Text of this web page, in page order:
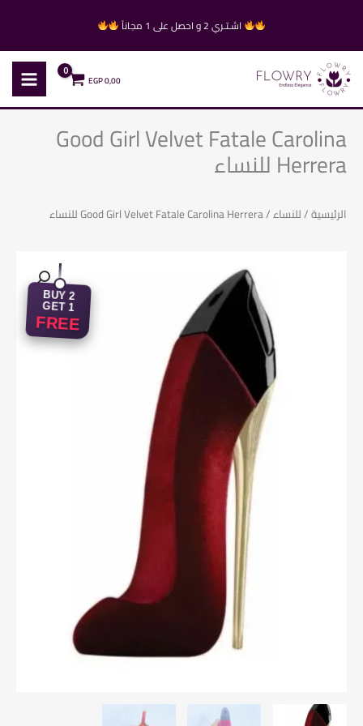
المحتوى
اشـتـري 2 و احصل على 1 مجاناً
0,00
EGP
Good Girl Velvet Fatale Carolina
Herrera للنساء
الرئيسية/للنساء/ Good Girl Velvet Fatale Carolina Herrera للنساء
BUY 2
GET 1
FREE